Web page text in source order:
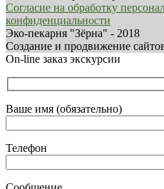
Согласие на обработку
конфиденциальности
Эко-пекарня "Зёрна" - 2018
Создание и продвижение
On-line заказ экскурсии
Ваше имя (обязательно)
Телефон